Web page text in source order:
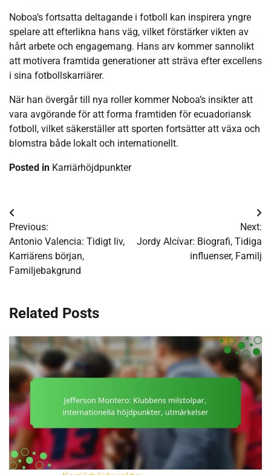
Noboa’s fortsatta deltagande i fotboll kan inspirera yngre
spelare att efterlikna hans väg, vilket förstärker vikten av
hårt arbete och engagemang. Hans arv kommer sannolikt
att motivera framtida generationer att sträva efter excellens
i sina fotbollskarriärer.
När han övergår till nya roller kommer Noboa’s insikter att
vara avgörande för att forma framtiden för ecuadoriansk
fotboll, vilket säkerställer att sporten fortsätter att växa och
blomstra både lokalt och internationellt.
Posted in Karriärhöjdpunkter
Post
navigation
Previous:
Antonio Valencia: Tidigt liv,
Karriärens början,
Familjebakgrund
Next:
Jordy Alcívar: Biografi, Tidiga
influenser, Familj
Related Posts